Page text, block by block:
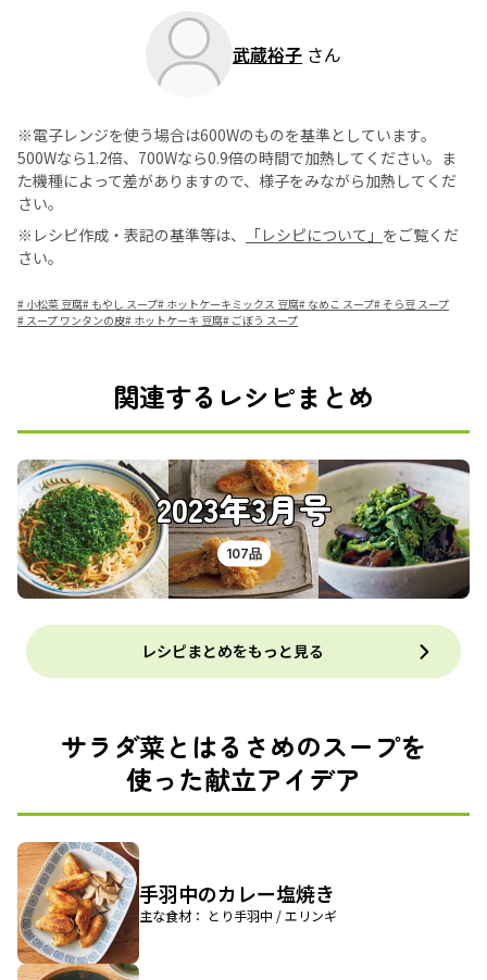
武蔵裕子 さん
※電子レンジを使う場合は600Wのものを基準としています。
500Wなら1.2倍、700Wなら0.9倍の時間で加熱してください。ま
た機種によって差がありますので、様子をみながら加熱してくだ
さい。
※レシピ作成・表記の基準等は、
「レシピについて」 をご覧くだ
さい。
# 小松菜 豆腐# もやし スープ# ホットケーキミックス 豆腐# なめこ スープ#そら豆 スープ
# スープ ワンタンの皮# ホットケーキ 豆腐# ごぼう スープ
関連するレシピまとめ
2023年3月号
107品
レシピまとめをもっと見る
サラダ菜とはるさめのスープを
使った献立アイデア
手羽中のカレー塩焼き
主な食材： とり手羽中 / エリンギ